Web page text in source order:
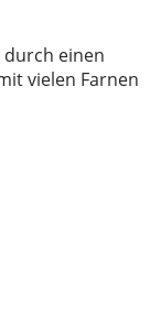
einen
vielen Farnen